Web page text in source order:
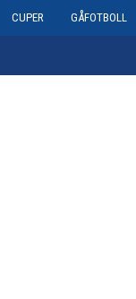
CUPER GÅFOTBOLL